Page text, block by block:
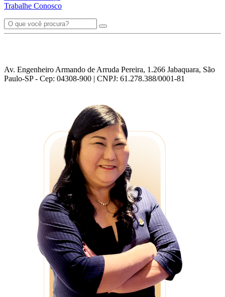
Trabalhe Conosco
Av. Engenheiro Armando de Arruda Pereira, 1.266 Jabaquara, São
Paulo-SP - Cep: 04308-900 | CNPJ: 61.278.388/0001-81